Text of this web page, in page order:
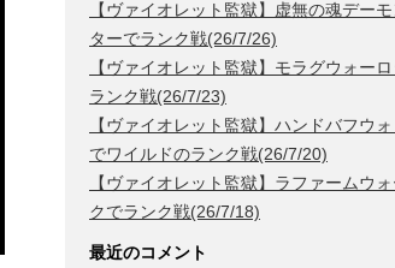
【ヴァイオレット監獄】虚無の魂デー
ターでランク戦(26/7/26)
【ヴァイオレット監獄】モラグウォー
ランク戦(26/7/23)
【ヴァイオレット監獄】ハンドバフウ
でワイルドのランク戦(26/7/20)
【ヴァイオレット監獄】ラファームウ
クでランク戦(26/7/18)
最近のコメント